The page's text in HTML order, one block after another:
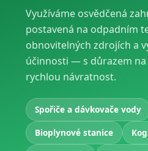
Využíváme osvědčená
postavená na odpadním
obnovitelných zdrojích a
účinnosti — s důrazem
rychlou návratnost.
Spořiče a dávkovače vody
Bioplynové stanice